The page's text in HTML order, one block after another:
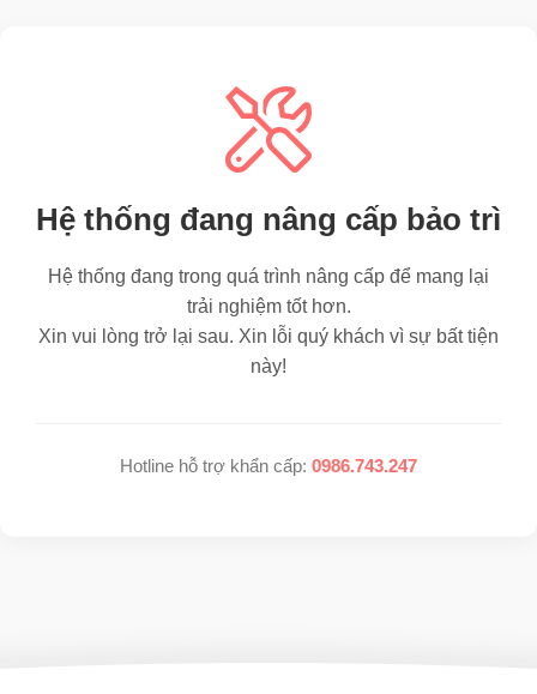
Hệ thống đang nâng cấp bảo trì
Hệ thống đang trong quá trình nâng cấp để mang lại
trải nghiệm tốt hơn.
Xin vui lòng trở lại sau. Xin lỗi quý khách vì sự bất tiện
này!
Hotline hỗ trợ khẩn cấp: 0986.743.247